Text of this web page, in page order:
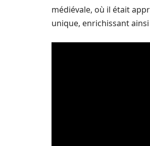
médiévale, où il était
unique, enrichissant